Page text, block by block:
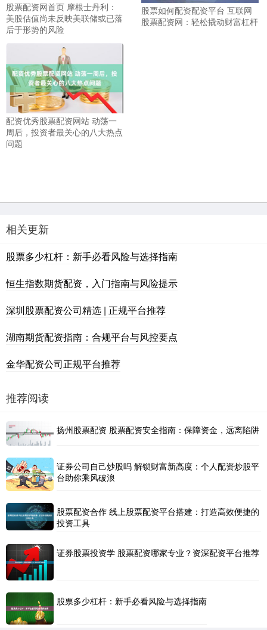
股票配资网首页 摩根士丹利：
美股估值尚未反映美联储或已落
后于形势的风险
股票如何配资配资平台 互联网
股票配资网：轻松撬动财富杠杆
配资优秀股票配资网站 动荡一
周后，投资者最关心的八大热点
问题
相关更新
股票多少杠杆：新手必看风险与选择指南
恒生指数期货配资，入门指南与风险提示
深圳股票配资公司精选 | 正规平台推荐
湖南期货配资指南：合规平台与风控要点
金华配资公司正规平台推荐
推荐阅读
扬州股票配资 股票配资安全指南：保障资金，远离陷阱
证券公司自己炒股吗 解锁财富新高度：个人配资炒股平
台助你乘风破浪
股票配资合作 线上股票配资平台搭建：打造高效便捷的
投资工具
证券股票投资学 股票配资哪家专业？资深配资平台推荐
股票多少杠杆：新手必看风险与选择指南